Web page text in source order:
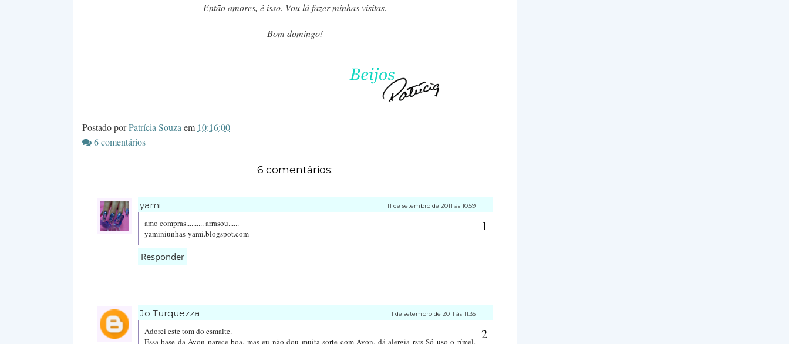
Então amores, é isso. Vou lá fazer minhas visitas.
Bom domingo!
Postado porPatrícia Souza em 10:16:00
6 comentários
6 comentários:
yami 11 de setembro de 2011 às 10:59
amo compras.......... arrasou......
yaminiunhas-yami.blogspot.com
Responder
Jo Turquezza 11 de setembro de 2011 às 11:35
Adorei este tom do esmalte.
Essa base da Avon parece boa, mas eu não dou muita sorte com Avon, dá alergia rsrs Só uso o rímel,